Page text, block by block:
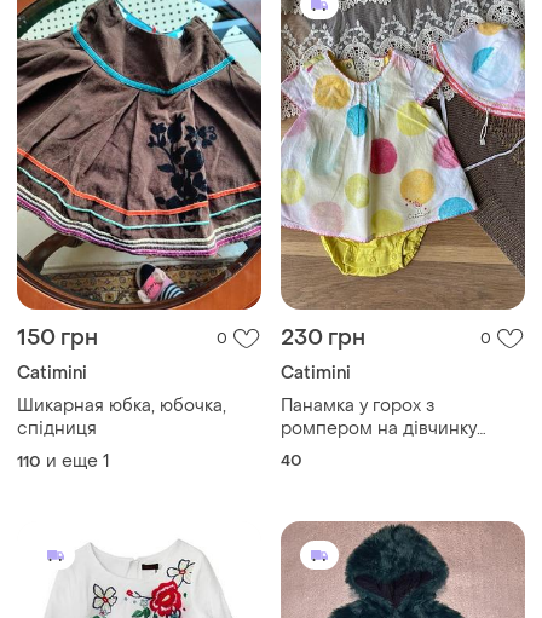
150 грн 0
Catimini
Шикарная юбка, юбочка,
спідниця
110 и еще 1
230 грн 0
Catimini
Панамка у горох з
ромпером на дівчинку
франція
40